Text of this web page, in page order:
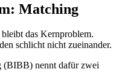
Matching
bleibt das Kernproblem.
schlicht nicht zueinander.
(BIBB) nennt dafür zwei